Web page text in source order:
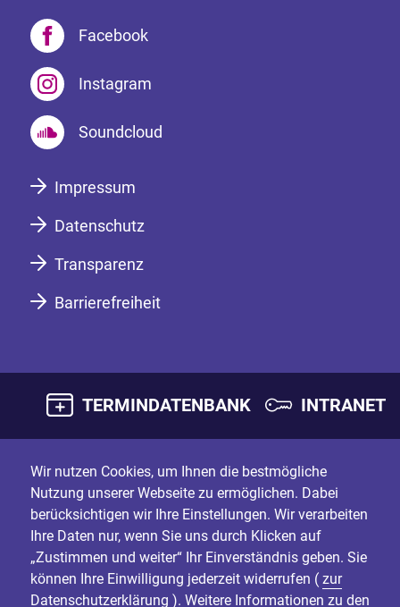
Facebook
Instagram
Soundcloud
Impressum
Datenschutz
Transparenz
Barrierefreiheit
TERMINDATENBANK INTRANET
Wir nutzen Cookies, um Ihnen die bestmögliche
Nutzung unserer Webseite zu ermöglichen. Dabei
berücksichtigen wir Ihre Einstellungen. Wir verarbeiten
Ihre Daten nur, wenn Sie uns durch Klicken auf
„Zustimmen und weiter“ Ihr Einverständnis geben. Sie
können Ihre Einwilligung jederzeit widerrufen ( zur
Datenschutzerklärung ). Weitere Informationen zu den